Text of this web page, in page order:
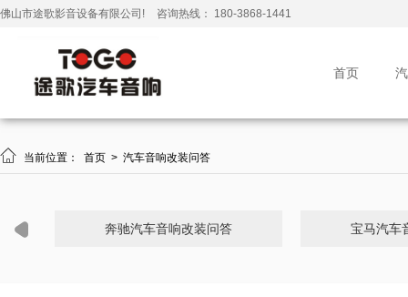
佛山市途歌影音设备有限公司! 咨询热线： 180-3868-1441
首页
 当前位置： 首页 > 汽车音响改装问答
奔驰汽车音响改装问答 宝马汽车